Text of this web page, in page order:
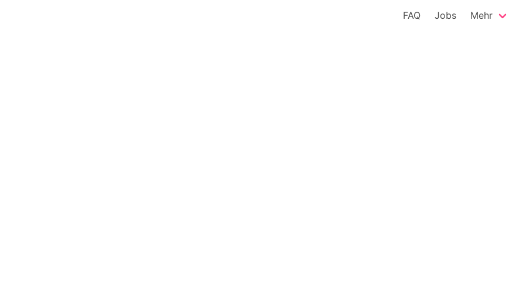
FAQ Jobs Mehr